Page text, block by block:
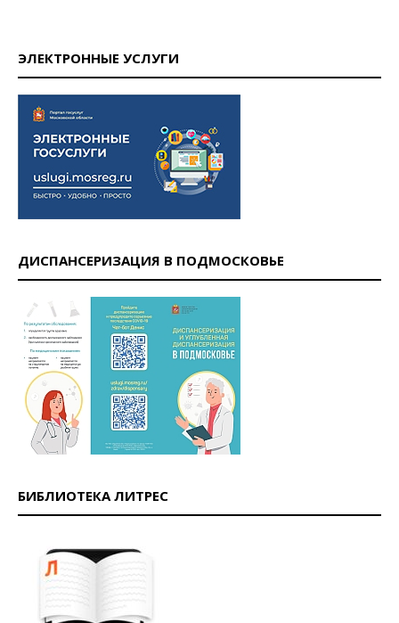
ЭЛЕКТРОННЫЕ УСЛУГИ
ДИСПАНСЕРИЗАЦИЯ В ПОДМОСКОВЬЕ
БИБЛИОТЕКА ЛИТРЕС